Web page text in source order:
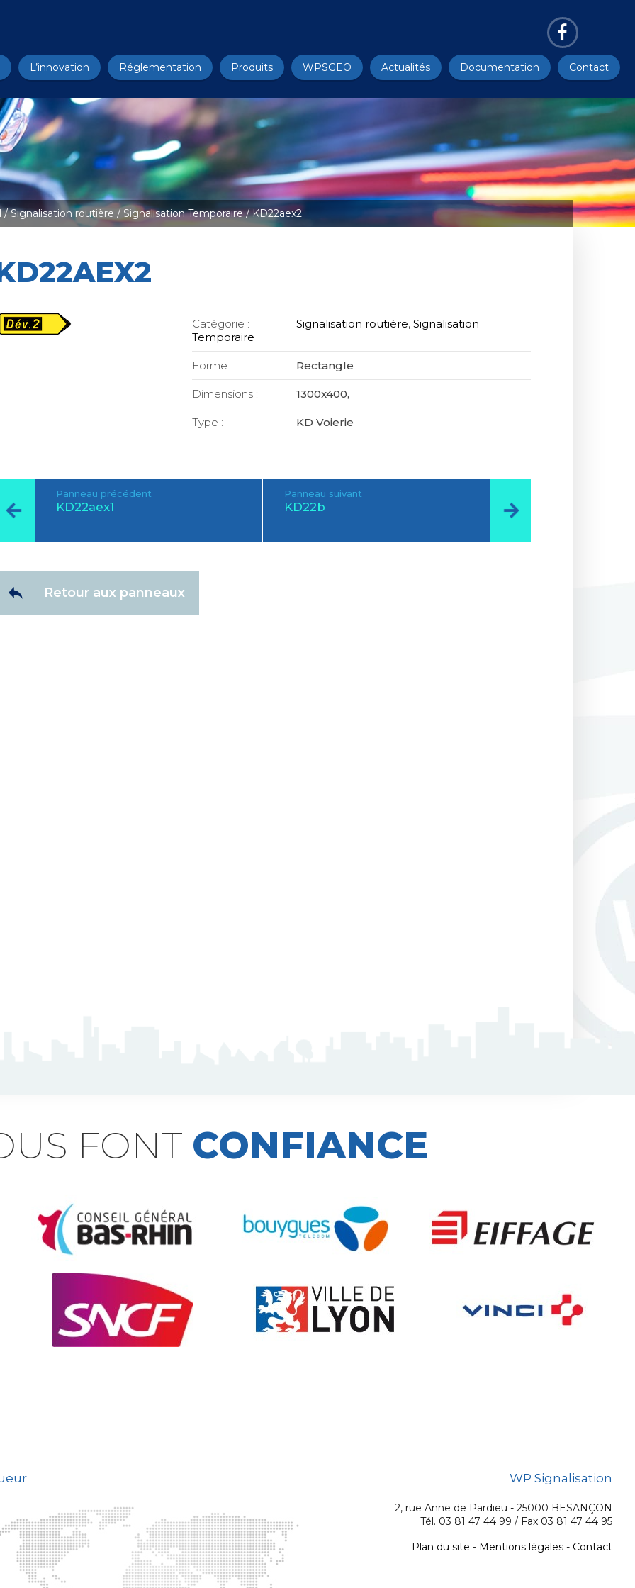
L’innovation Réglementation Produits WPSGEO Actualités Documentation Contact
/Signalisation routière / Signalisation Temporaire/ KD22aex2
Catégorie : Signalisation routière,Signalisation
Temporaire
Forme : Rectangle
Dimensions : 1300x400,
Type : KD Voierie
Panneau précédent
KD22aex1
Panneau suivant
KD22b
Retour aux panneaux
FONT CONFIANCE
WP Signalisation
2, rue Anne de Pardieu - 25000 BESANÇON
Tél. 03 81 47 44 99 / Fax 03 81 47 44 95
Plan du site - Mentions légales - Contact